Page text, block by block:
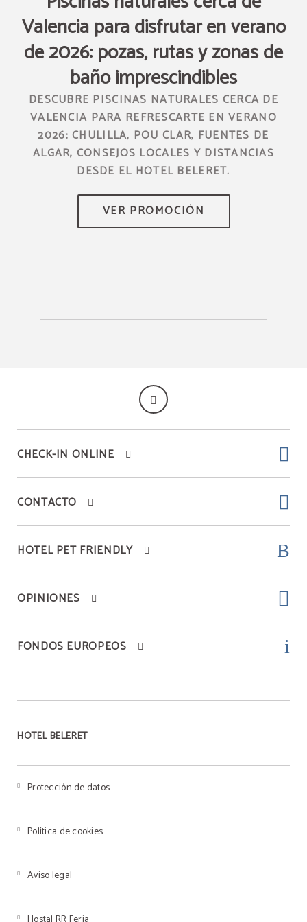
Valencia para disfrutar en verano
de 2026: pozas, rutas y zonas de
baño imprescindibles
DESCUBRE PISCINAS NATURALES CERCA DE
VALENCIA PARA REFRESCARTE EN VERANO
2026: CHULILLA, POU CLAR, FUENTES DE
ALGAR, CONSEJOS LOCALES Y DISTANCIAS
DESDE EL HOTEL BELERET.
CHECK-IN ONLINE
CONTACTO
HOTEL PET FRIENDLY
OPINIONES
FONDOS EUROPEOS
HOTEL BELERET
Protección de datos
Política de cookies
Aviso legal